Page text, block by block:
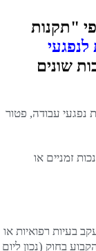
"תקנות
שונים
נפגעי עבודה, פטור
זמניים או
בעיות רפואיות או
בחוק (נכון ליום